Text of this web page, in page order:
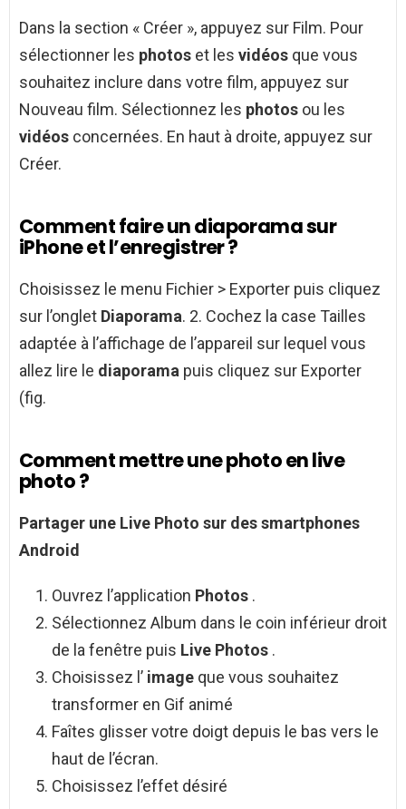
Dans la section « Créer », appuyez sur Film. Pour
sélectionner les photos et les vidéos que vous
souhaitez inclure dans votre film, appuyez sur
Nouveau film. Sélectionnez les photos ou les
vidéos concernées. En haut à droite, appuyez sur
Créer.
Comment faire un diaporama sur
iPhone et l’enregistrer ?
Choisissez le menu Fichier > Exporter puis cliquez
sur l’onglet Diaporama. 2. Cochez la case Tailles
adaptée à l’affichage de l’appareil sur lequel vous
allez lire le diaporama puis cliquez sur Exporter
(fig.
Comment mettre une photo en live
photo ?
Partager une Live Photo sur des smartphones
Android
Ouvrez l’application Photos .
Sélectionnez Album dans le coin inférieur droit
de la fenêtre puis Live Photos .
Choisissez l’ image que vous souhaitez
transformer en Gif animé
Faîtes glisser votre doigt depuis le bas vers le
haut de l’écran.
Choisissez l’effet désiré